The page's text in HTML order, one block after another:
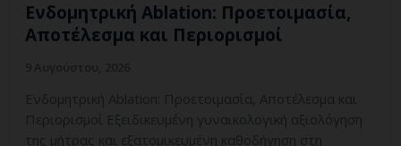
Ενδομητρική Ablation: Προετοιμασία,
Αποτέλεσμα και Περιορισμοί
Ενδομητρική Ablation: Προετοιμασία, Αποτέλεσμα και
Περιορισμοί Εξειδικευμένη γυναικολογική αξιολόγηση
της μήτρας και εξατομικευμένη καθοδήγηση στη